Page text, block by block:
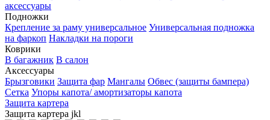
аксессуары
Подножки
Крепление за раму универсальное Универсальная подножка
на фаркоп Накладки на пороги
Коврики
В багажник В салон
Аксессуары
Брызговики Защита фар Мангалы Обвес (защиты бампера)
Сетка Упоры капота/ амортизаторы капота
Защита картера
Защита картера jkl